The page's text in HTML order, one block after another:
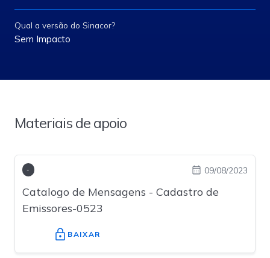
Qual a versão do Sinacor?
Sem Impacto
Materiais de apoio
Catalogo de Mensagens - Cadastro de
Emissores-0523
09/08/2023
-